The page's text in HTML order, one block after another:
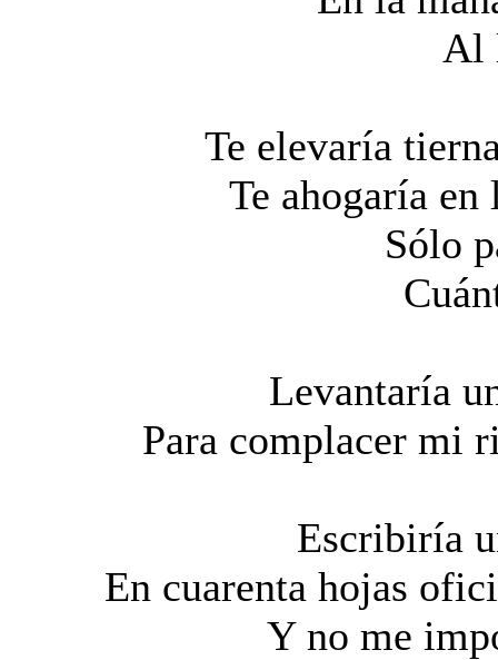
Al
Te elevaría
Te ahogaría en
Sólo
Levantaría
Para complacer mi
Escribiría
En cuarenta hojas
Y no me